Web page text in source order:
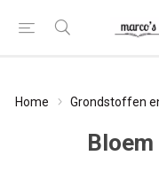
Home Grondstoffen